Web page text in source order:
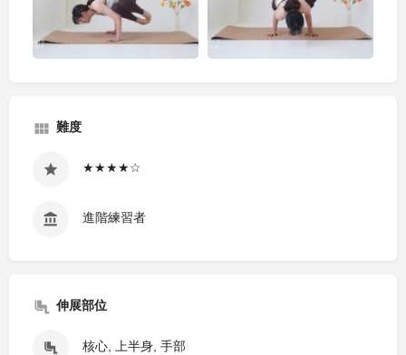
難度
★★★★☆
進階練習者
伸展部位
核心, 上半身, 手部